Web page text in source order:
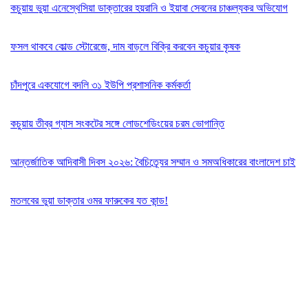
কচুয়ায় ভুয়া এনেস্থেসিয়া ডাক্তারের হয়রানি ও ইয়াবা সেবনের চাঞ্চল্যকর অভিযোগ
ফসল থাকবে কোল্ড স্টোরেজে, দাম বাড়লে বিক্রি করবেন কচুয়ার কৃষক
চাঁদপুরে একযোগে বদলি ৩১ ইউপি প্রশাসনিক কর্মকর্তা
কচুয়ায় তীব্র গ্যাস সংকটের সঙ্গে লোডশেডিংয়ের চরম ভোগান্তি
আন্তর্জাতিক আদিবাসী দিবস ২০২৬: বৈচিত্র্যের সম্মান ও সমঅধিকারের বাংলাদেশ চাই
মতলবের ভুয়া ডাক্তার ওমর ফারুকের যত কান্ড!